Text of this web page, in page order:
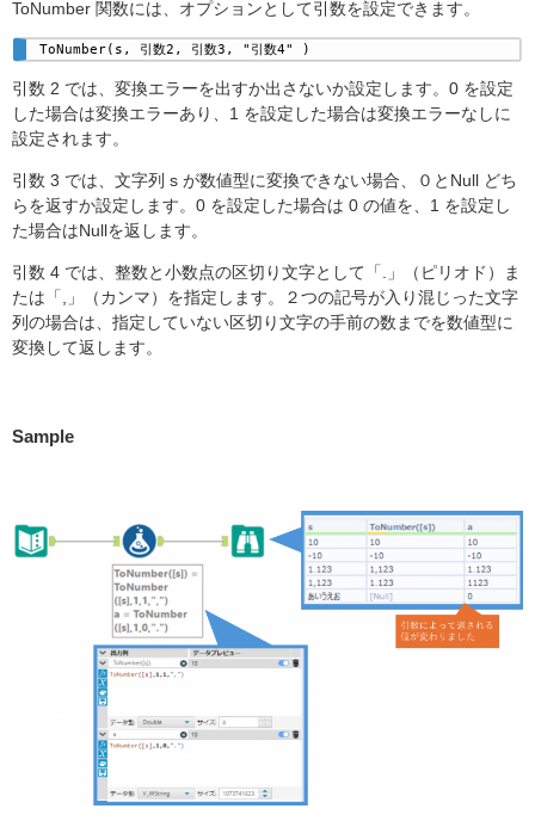
ToNumber 関数には、オプションとして引数を設定できます。
ToNumber(s, 引数2, 引数3, "引数4" )
引数 2 では、変換エラーを出すか出さないか設定します。0 を設定
した場合は変換エラーあり、1 を設定した場合は変換エラーなしに
設定されます。
引数 3 では、文字列 s が数値型に変換できない場合、０とNull どち
らを返すか設定します。0 を設定した場合は 0 の値を、1 を設定し
た場合はNullを返します。
引数 4 では、整数と小数点の区切り文字として「.」（ピリオド）ま
たは「,」（カンマ）を指定します。２つの記号が入り混じった文字
列の場合は、指定していない区切り文字の手前の数までを数値型に
変換して返します。
Sample